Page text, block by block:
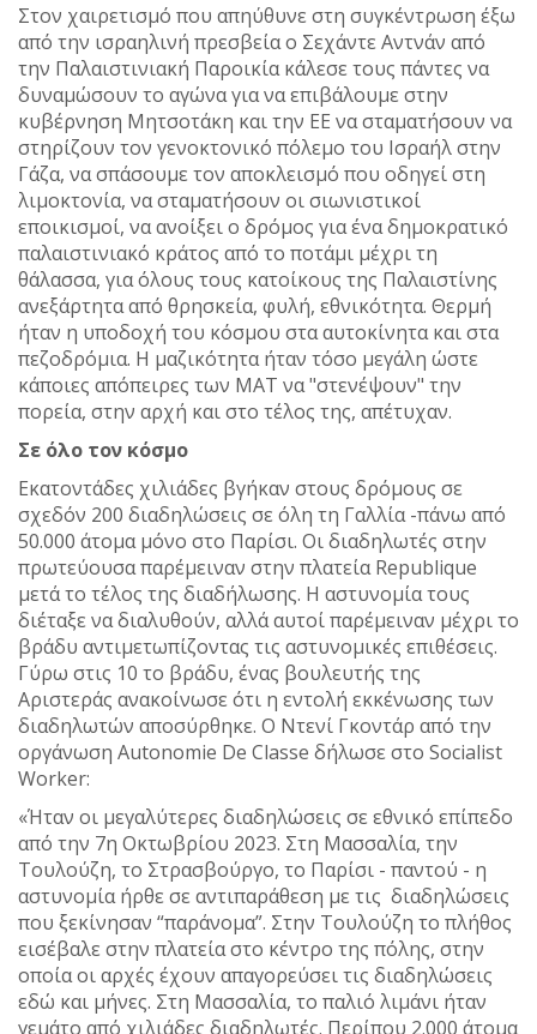
Στον χαιρετισμό που απηύθυνε στη συγκέντρωση έξω
από την ισραηλινή πρεσβεία ο Σεχάντε Αντνάν από
την Παλαιστινιακή Παροικία κάλεσε τους πάντες να
δυναμώσουν το αγώνα για να επιβάλουμε στην
κυβέρνηση Μητσοτάκη και την ΕΕ να σταματήσουν να
στηρίζουν τον γενοκτονικό πόλεμο του Ισραήλ στην
Γάζα, να σπάσουμε τον αποκλεισμό που οδηγεί στη
λιμοκτονία, να σταματήσουν οι σιωνιστικοί
εποικισμοί, να ανοίξει ο δρόμος για ένα δημοκρατικό
παλαιστινιακό κράτος από το ποτάμι μέχρι τη
θάλασσα, για όλους τους κατοίκους της Παλαιστίνης
ανεξάρτητα από θρησκεία, φυλή, εθνικότητα. Θερμή
ήταν η υποδοχή του κόσμου στα αυτοκίνητα και στα
πεζοδρόμια. Η μαζικότητα ήταν τόσο μεγάλη ώστε
κάποιες απόπειρες των ΜΑΤ να "στενέψουν" την
πορεία, στην αρχή και στο τέλος της, απέτυχαν.
Σε όλο τον κόσμο
Εκατοντάδες χιλιάδες βγήκαν στους δρόμους σε
σχεδόν 200 διαδηλώσεις σε όλη τη Γαλλία -πάνω από
50.000 άτομα μόνο στο Παρίσι. Οι διαδηλωτές στην
πρωτεύουσα παρέμειναν στην πλατεία Republique
μετά το τέλος της διαδήλωσης. Η αστυνομία τους
διέταξε να διαλυθούν, αλλά αυτοί παρέμειναν μέχρι το
βράδυ αντιμετωπίζοντας τις αστυνομικές επιθέσεις.
Γύρω στις 10 το βράδυ, ένας βουλευτής της
Αριστεράς ανακοίνωσε ότι η εντολή εκκένωσης των
διαδηλωτών αποσύρθηκε. Ο Ντενί Γκοντάρ από την
οργάνωση Autonomie De Classe δήλωσε στο Socialist
Worker:
«Ήταν οι μεγαλύτερες διαδηλώσεις σε εθνικό επίπεδο
από την 7η Οκτωβρίου 2023. Στη Μασσαλία, την
Τουλούζη, το Στρασβούργο, το Παρίσι - παντού - η
αστυνομία ήρθε σε αντιπαράθεση με τις διαδηλώσεις
που ξεκίνησαν “παράνομα”. Στην Τουλούζη το πλήθος
εισέβαλε στην πλατεία στο κέντρο της πόλης, στην
οποία οι αρχές έχουν απαγορεύσει τις διαδηλώσεις
εδώ και μήνες. Στη Μασσαλία, το παλιό λιμάνι ήταν
γεμάτο από χιλιάδες διαδηλωτές. Περίπου 2.000 άτομα